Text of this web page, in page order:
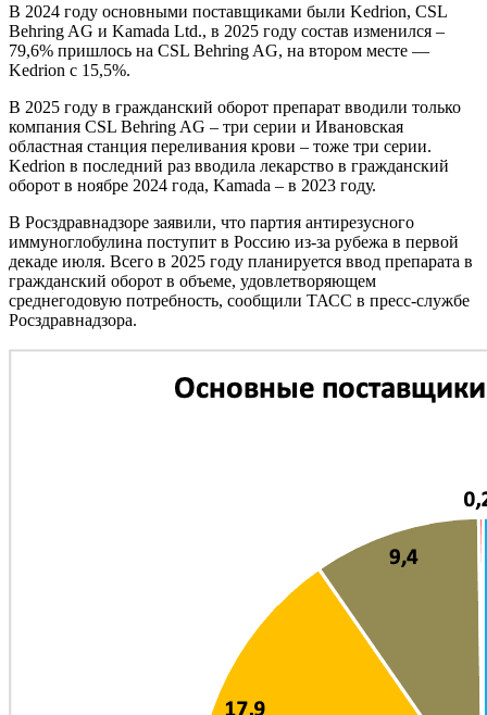
В 2024 году основными поставщиками были Kedrion, CSL
Behring AG и Kamada Ltd., в 2025 году состав изменился –
79,6% пришлось на CSL Behring AG, на втором месте —
Kedrion с 15,5%.
В 2025 году в гражданский оборот препарат вводили только
компания CSL Behring AG – три серии и Ивановская
областная станция переливания крови – тоже три серии.
Kedrion в последний раз вводила лекарство в гражданский
оборот в ноябре 2024 года, Kamada – в 2023 году.
В Росздравнадзоре заявили, что партия антирезусного
иммуноглобулина поступит в Россию из-за рубежа в первой
декаде июля. Всего в 2025 году планируется ввод препарата в
гражданский оборот в объеме, удовлетворяющем
среднегодовую потребность, сообщили ТАСС в пресс-службе
Росздравнадзора.